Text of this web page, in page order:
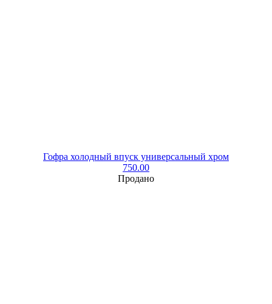
Гофра холодный впуск универсальный хром
750.00
Продано